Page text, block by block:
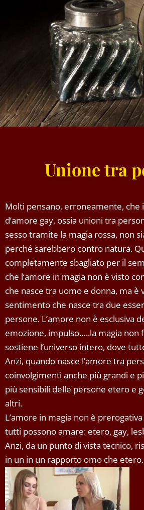
Unione tra
Molti pensano, erroneamente, che
d’amore gay, ossia unioni tra
sesso tramite la magia rossa, non
perché sarebbero contro natura.
completamente sbagliato per il
che l’amore in magia non è visto
che nasce tra uomo e donna, ma è
sentimento che nasce tra due
persone. L’amore non è esclusiva
emozione, impulso…..la magia non
sostiene l’universo intero, dove
Anzi, quando nasce l’amore tra
coinvolgimenti anche più grandi e
più sensibili delle persone etero e
altri.
L’amore in magia non è
tutti possono amare: etero, gay,
Anzi, da un punto di vista tecnico,
in un in un rapporto omo che etero.